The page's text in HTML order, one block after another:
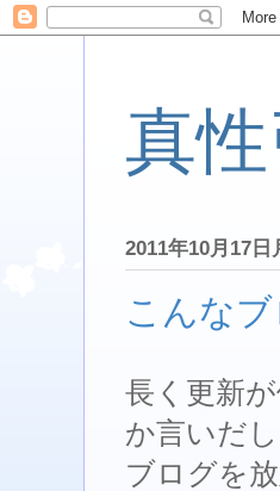
真
2011年10月17日
こんな
長く更新
か言いだ
ブログを